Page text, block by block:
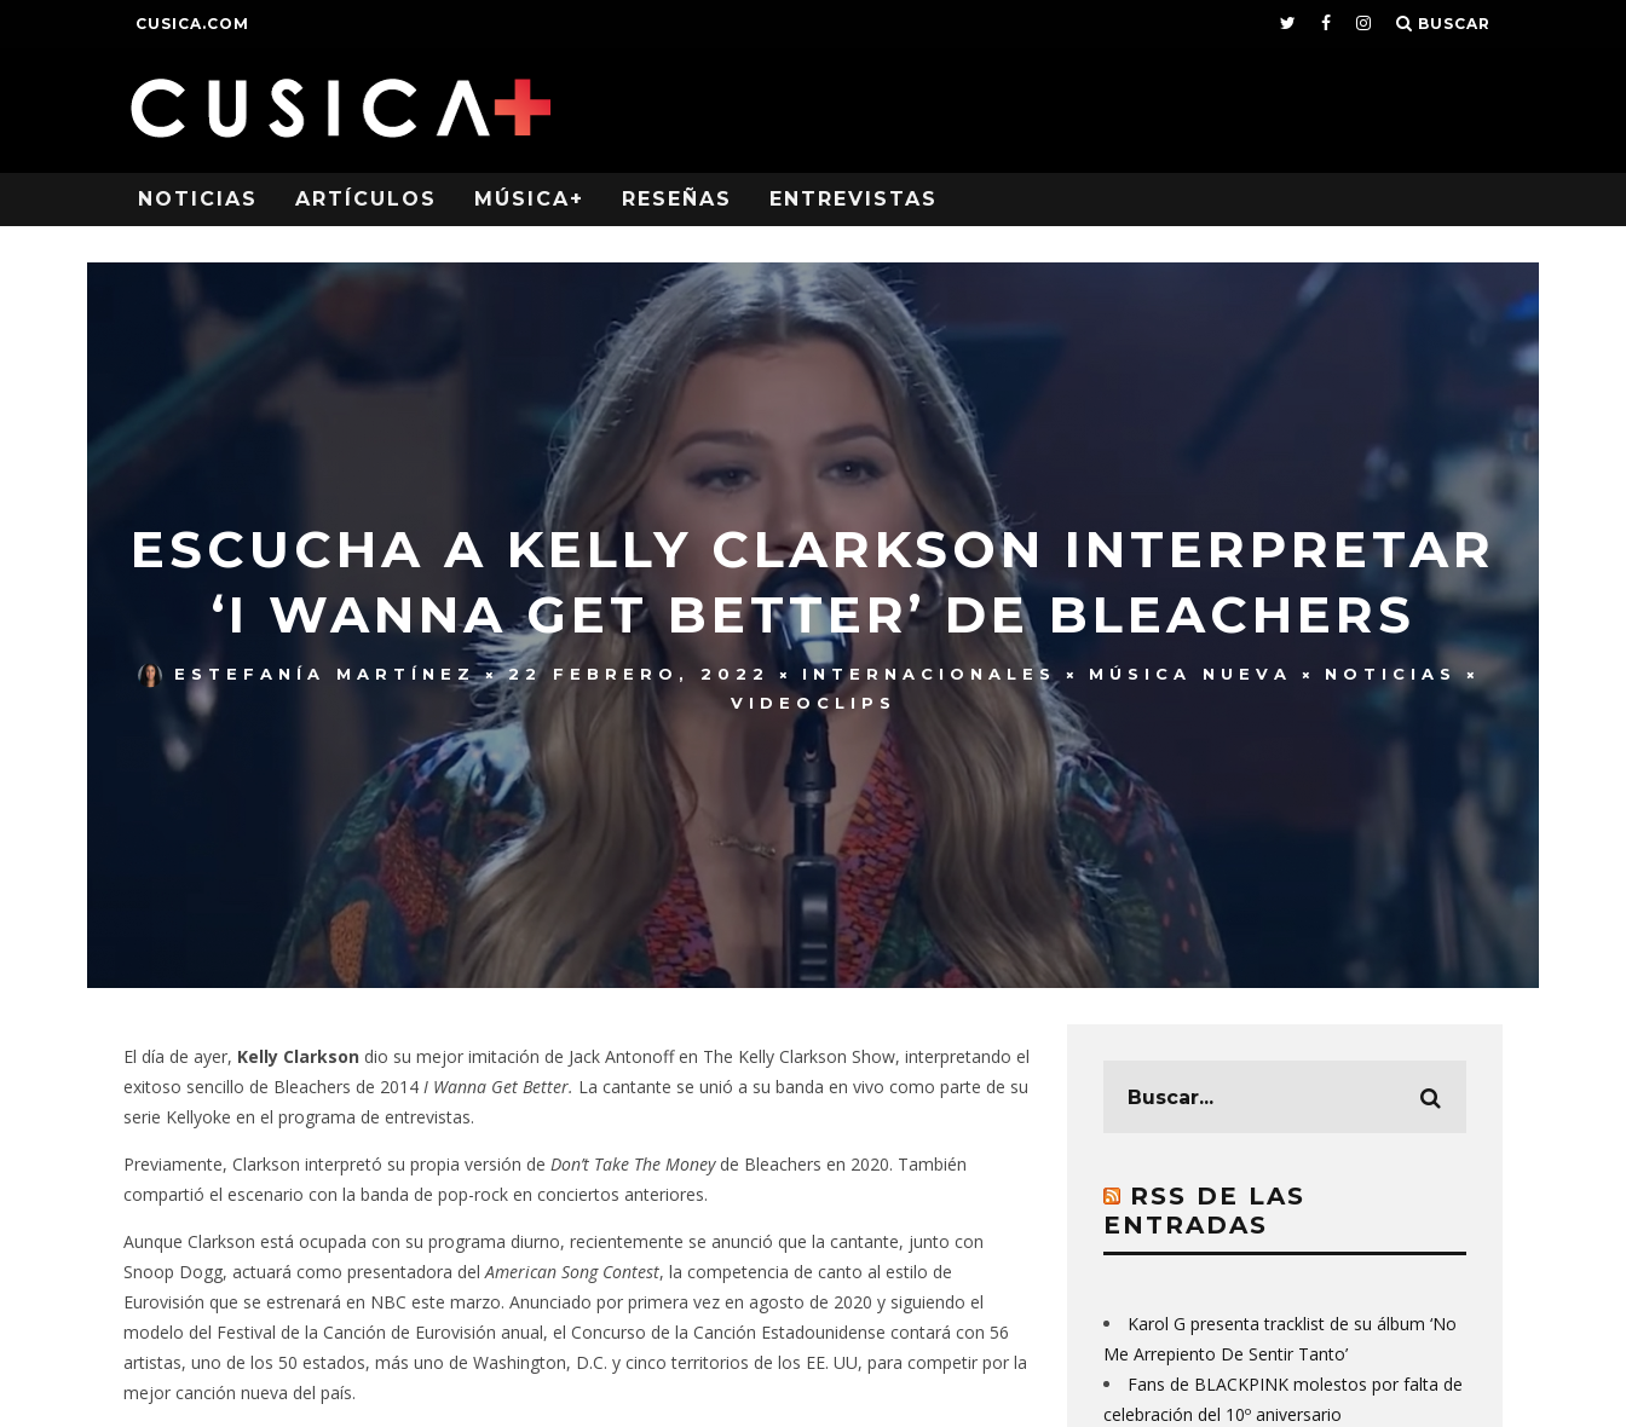
CUSICA.COM BUSCAR
NOTICIAS ARTÍCULOS MÚSICA+ RESEÑAS ENTREVISTAS
ESCUCHA A KELLY CLARKSON INTERPRETAR
‘I WANNA GET BETTER’ DE BLEACHERS
ESTEFANÍA MARTÍNEZ 22 FEBRERO, 2022 INTERNACIONALES MÚSICA NUEVA
NOTICIAS
VIDEOCLIPS
El día de ayer, Kelly Clarkson dio su mejor imitación de Jack Antonoff en The Kelly Clarkson Show, interpretando el
exitoso sencillo de Bleachers de 2014 I Wanna Get Better. La cantante se unió a su banda en vivo como parte de su
serie Kellyoke en el programa de entrevistas.
Previamente, Clarkson interpretó su propia versión de Don’t Take The Money de Bleachers en 2020. También
compartió el escenario con la banda de pop-rock en conciertos anteriores.
Aunque Clarkson está ocupada con su programa diurno, recientemente se anunció que la cantante, junto con
Snoop Dogg, actuará como presentadora delAmerican Song Contest, la competencia de canto al estilo de
Eurovisión que se estrenará en NBC este marzo. Anunciado por primera vez en agosto de 2020 y siguiendo el
modelo del Festival de la Canción de Eurovisión anual, el Concurso de la Canción Estadounidense contará con 56
artistas, uno de los 50 estados, más uno de Washington, D.C. y cinco territorios de los EE. UU, para competir por la
mejor canción nueva del país.
RSS DE LAS
ENTRADAS
Karol G presenta tracklist de su álbum ‘No
Me Arrepiento De Sentir Tanto’
Fans de BLACKPINK molestos por falta de
celebración del 10º aniversario